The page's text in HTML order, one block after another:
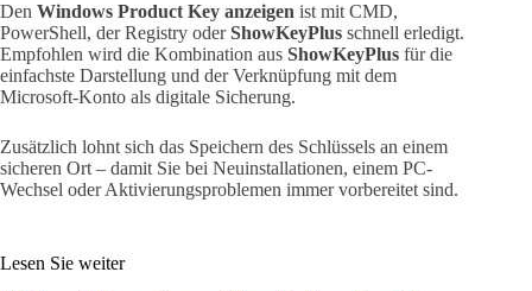
Den Windows Product Key anzeigen ist mit CMD,
PowerShell, der Registry oderShowKeyPlus schnell erledigt.
Empfohlen wird die Kombination aus ShowKeyPlus für die
einfachste Darstellung und der Verknüpfung mit dem
Microsoft-Konto als digitale Sicherung.
Zusätzlich lohnt sich das Speichern des Schlüssels an einem
sicheren Ort – damit Sie bei Neuinstallationen, einem PC-
Wechsel oder Aktivierungsproblemen immer vorbereitet sind.
Lesen Sie weiter